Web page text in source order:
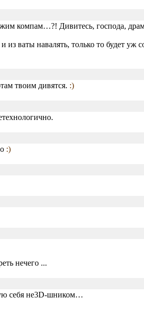
компам…?! Дивитесь, господа,
ваты навалять, только то будет уж
твоим дивятся. :)
:)
нечего ...
себя не3D-шником…